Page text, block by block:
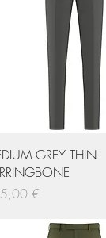
Hurtigvisning
GREY THIN
€